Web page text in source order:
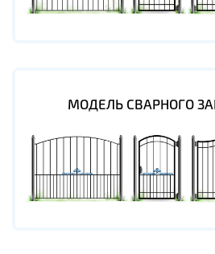
МОДЕЛЬ СВАРНОГО